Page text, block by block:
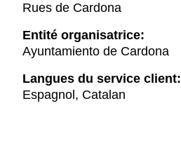
Rues de Cardona
Entité organisatrice:
Ayuntamiento de Cardona
Langues du service client:
Espagnol, Catalan